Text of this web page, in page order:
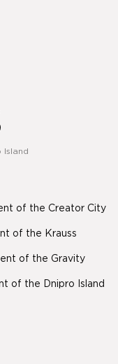
of the Creator City
of the Krauss
of the Gravity
of the Dnipro Island